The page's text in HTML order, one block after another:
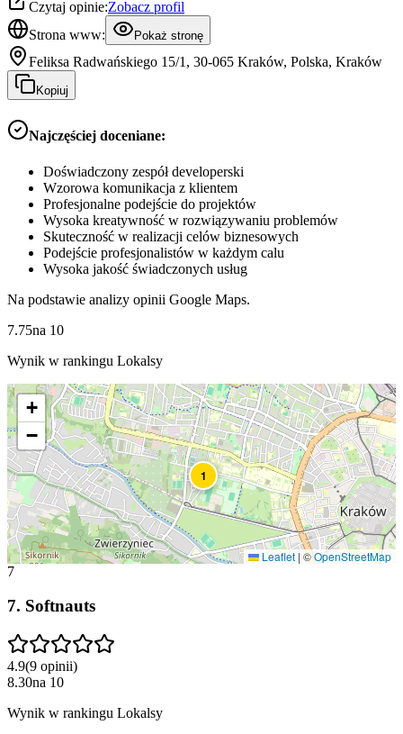
Czytaj opinie:Zobacz profil
Strona www:
Pokaż stronę
Feliksa Radwańskiego 15/1, 30-065 Kraków, Polska, Kraków
Kopiuj
Najczęściej doceniane:
Doświadczony zespół developerski
Wzorowa komunikacja z klientem
Profesjonalne podejście do projektów
Wysoka kreatywność w rozwiązywaniu problemów
Skuteczność w realizacji celów biznesowych
Podejście profesjonalistów w każdym calu
Wysoka jakość świadczonych usług
Na podstawie analizy opinii Google Maps.
7.75na 10
Wynik w rankingu Lokalsy
1
+
−
Leaflet | ©OpenStreetMap
7
7. Softnauts
4.9(9 opinii)
8.30na 10
Wynik w rankingu Lokalsy